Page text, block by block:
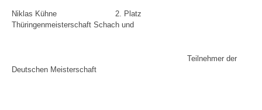
Niklas Kühne
2. Platz
Thüringenmeisterschaft Schach und
Teilnehmer der
Deutschen Meisterschaft